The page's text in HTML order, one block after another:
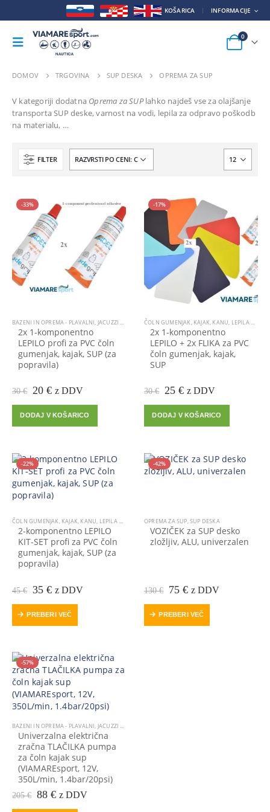
KOŠARICA INFORMACIJE
0
DOMOV TRGOVINA SUP DESKA OPREMA ZA SUP
V kategoriji dodatna Oprema za SUPlahko najdeš vse za olajšanje
transporta SUP deske, varnost na vodi, lepila za odpravo poškodb
na materialu, …
FILTER
-33%
BAZENI IN OPREMA - PLAVALNI, JACUZZI SPA MASAŽNI BAZEN ,ČOLN GUMENJAK,IZBRANO,
2x 1-komponentno
LEPILO profi za PVC čoln
gumenjak, kajak, SUP (za
popravila)
30€
Prvotna
je
20 €Trenutna
je:
z DDV
DODAJ V KOŠARICO
-17%
ČOLN GUMENJAK, KAJAK, KANU, LEPILA ZA POPRAVILO
2x 1-komponentno
LEPILO + 2x FLIKA za PVC
čoln gumenjak, kajak,
SUP
30€
Prvotna
je
25 €Trenutna
je:
z DDV
DODAJ V KOŠARICO
-22%
ČOLN GUMENJAK, KAJAK, KANU, LEPILA ZA POPRAVILO ,OPREMA ZA ČOLN,OPREMA ZA KAJAK
2-komponentno LEPILO
KIT-SET profi za PVC čoln
gumenjak, kajak, SUP (za
popravila)
45€ Prvotna
je
35 €Trenutna
je:
z DDV
PREBERI VEČ
-42%
OPREMA ZA SUP,SUP DESKA
VOZIČEK za SUP desko
zložljiv, ALU, univerzalen
130€ Prvotna
je
75 €Trenutna
je:
z DDV
PREBERI VEČ
-57%
BAZENI IN OPREMA - PLAVALNI, JACUZZI SPA MASAŽNI BAZEN
Univerzalna električna
zračna TLAČILKA pumpa
za čoln kajak sup
(VIAMAREsport, 12V,
350L/min, 1.4bar/20psi)
205€ Prvotna
88 €Trenutna
z DDV